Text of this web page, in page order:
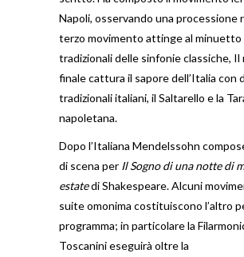
Napoli, osservando una processione
terzo movimento attinge al minuetto
tradizionali delle sinfonie classiche, Il
finale cattura il sapore dell’Italia con
tradizionali italiani, il Saltarello e la
napoletana.
Dopo l’Italiana Mendelssohn
di scena per Il Sogno di una notte di
estatedi Shakespeare.Alcuni
suite omonima costituiscono l’altro
programma; in particolare la
Toscanini eseguirà oltre la